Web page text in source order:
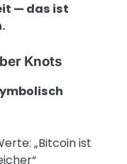
— das ist
Knots
„Bitcoin ist